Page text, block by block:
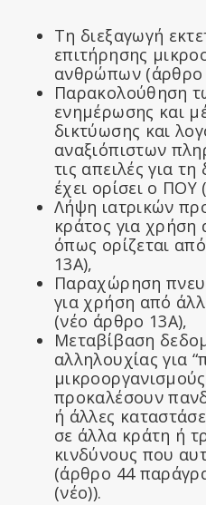
Τη διεξαγωγή
επιτήρησης
ανθρώπων (άρθρο
Παρακολούθηση
ενημέρωσης και
δικτύωσης και
αναξιόπιστων
τις απειλές για
έχει ορίσει ο
Λήψη ιατρικών
κράτος για
όπως ορίζεται
13Α),
Παραχώρηση
για χρήση από
(νέο άρθρο 13Α),
Μεταβίβαση
αλληλουχίας για
προκαλέσουν
ή άλλες
σε άλλα κράτη ή
κινδύνους που
(άρθρο 44
(νέο)).